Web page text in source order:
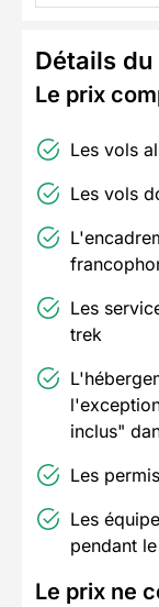
Détails
Le prix
Les vols
Les vols
Les
trek
inclus"
Les
Les
pendant
Le prix ne